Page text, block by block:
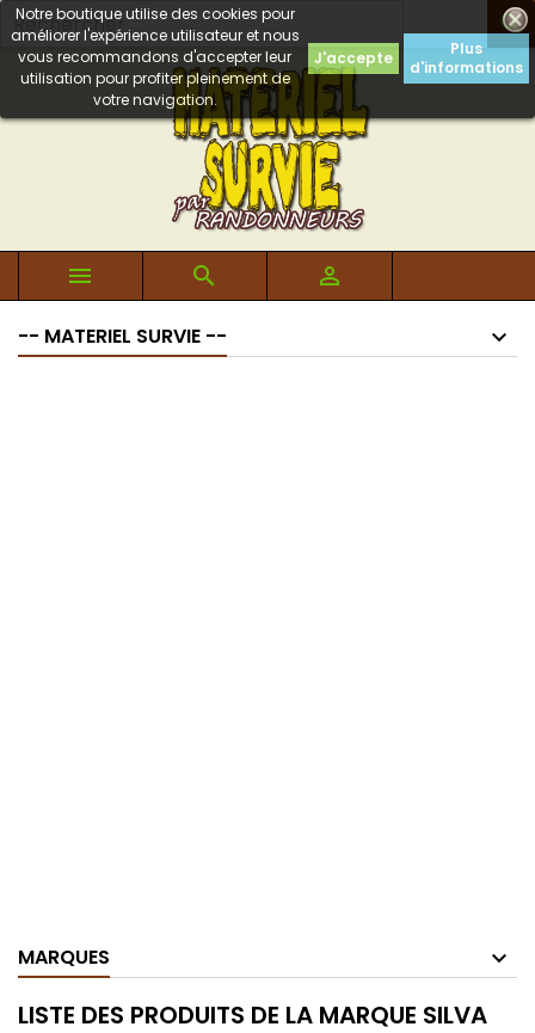

Notre boutique utilise des cookies pour
améliorer l'expérience utilisateur et nous
vous recommandons d'accepter leur
utilisation pour profiter pleinement de
votre navigation.
J'accepte
Plus
d'informations
  
-- MATERIEL SURVIE --
MARQUES
LISTE DES PRODUITS DE LA MARQUE SILVA